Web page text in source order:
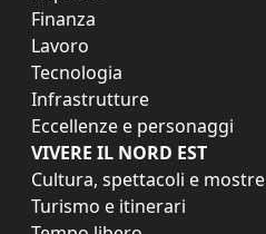
Finanza
Lavoro
Tecnologia
Infrastrutture
Eccellenze e personaggi
VIVERE IL NORD EST
Cultura, spettacoli e mostre
Turismo e itinerari